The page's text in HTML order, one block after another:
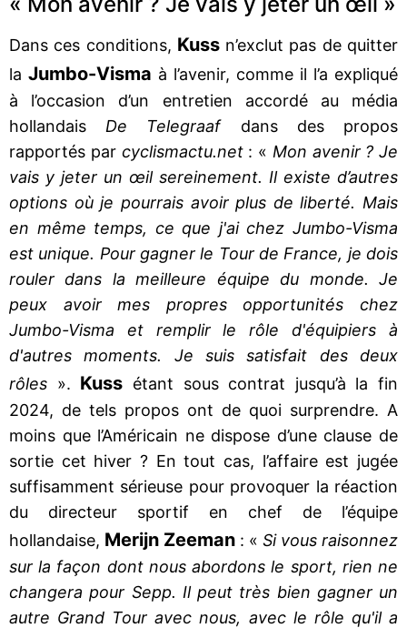
Dans ces conditions, Kussn’exclut pas de quitter
la Jumbo-Visma à l’avenir, comme il l’a expliqué
à l’occasion d’un entretien accordé au média
hollandais De Telegraafdans des propos
rapportés par cyclismactu.net : « Mon avenir ? Je
vais y jeter un œil sereinement. Il existe d’autres
options où je pourrais avoir plus de liberté. Mais
en même temps, ce que j'ai chez Jumbo-Visma
est unique. Pour gagner le Tour de France, je dois
rouler dans la meilleure équipe du monde. Je
peux avoir mes propres opportunités chez
Jumbo-Visma et remplir le rôle d'équipiers à
d'autres moments. Je suis satisfait des deux
rôles ». Kuss étant sous contrat jusqu’à la fin
2024, de tels propos ont de quoi surprendre. A
moins que l’Américain ne dispose d’une clause de
sortie cet hiver ? En tout cas, l’affaire est jugée
suffisamment sérieuse pour provoquer la réaction
du directeur sportif en chef de l’équipe
hollandaise, Merijn Zeeman : « Si vous raisonnez
sur la façon dont nous abordons le sport, rien ne
changera pour Sepp. Il peut très bien gagner un
autre Grand Tour avec nous, avec le rôle qu'il a